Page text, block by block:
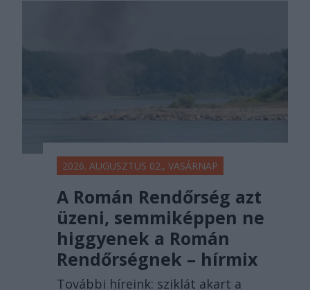
2026. AUGUSZTUS 02., VASÁRNAP
A Román Rendőrség azt
üzeni, semmiképpen ne
higgyenek a Román
Rendőrségnek – hírmix
További híreink: sziklát akart a